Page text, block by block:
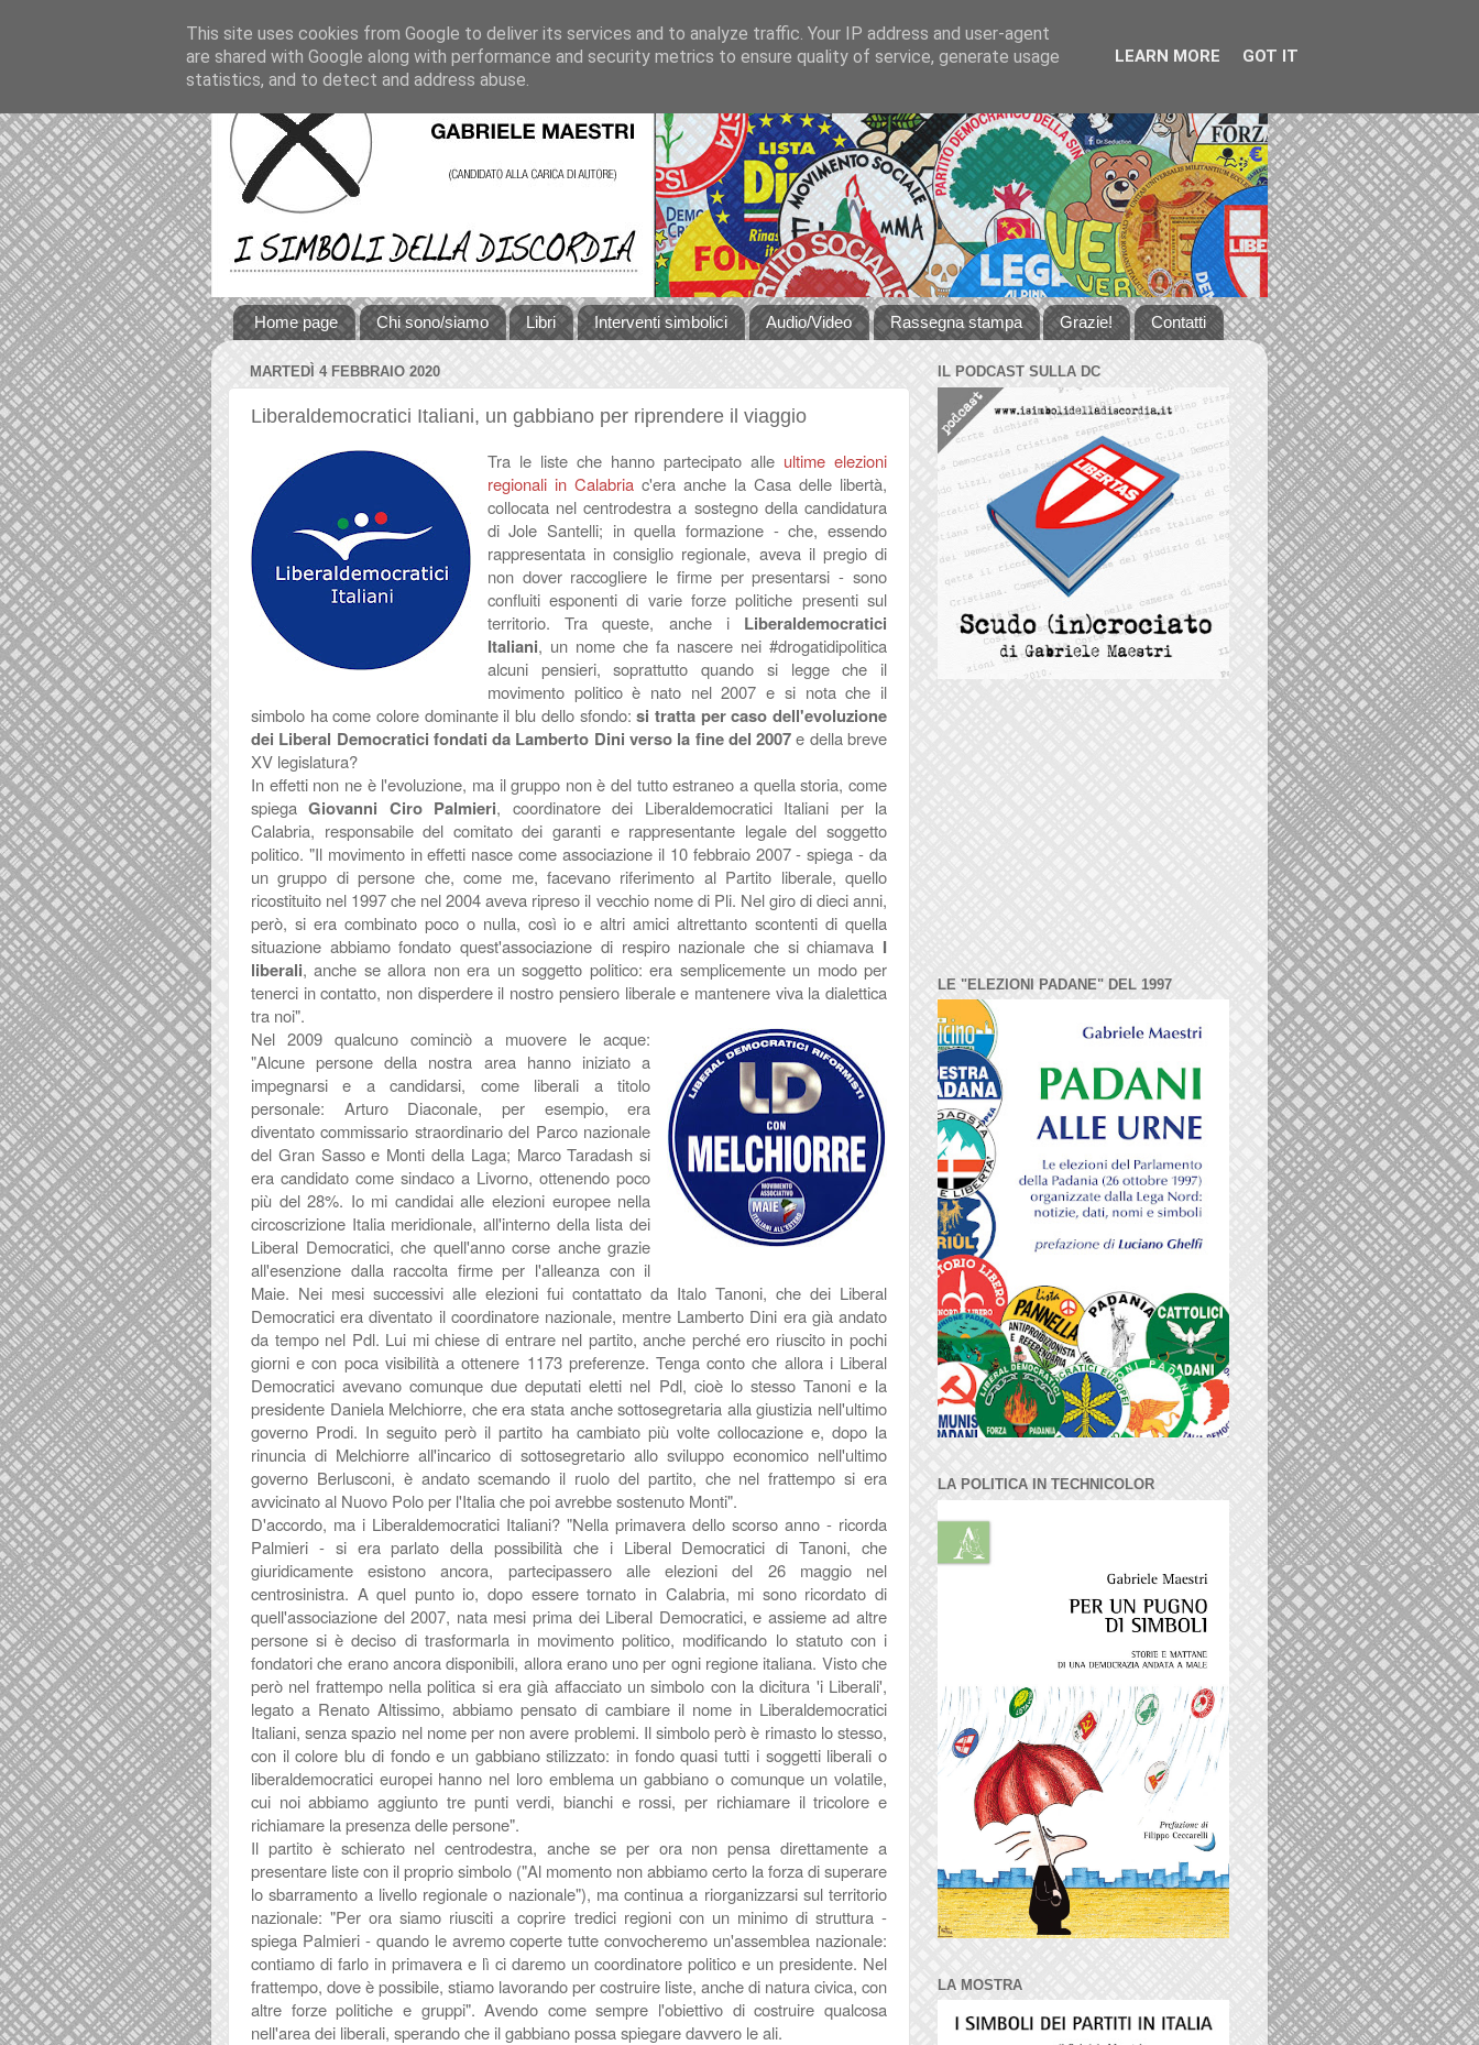
Home page Chi sono/siamo Libri Interventi simbolici Audio/Video Rassegna stampa Grazie! Contatti
MARTEDÌ 4 FEBBRAIO 2020
Liberaldemocratici Italiani, un gabbiano per riprendere il viaggio
Tra le liste che hanno partecipato alle ultime elezioni
regionali in Calabriac'era anche la Casa delle libertà,
collocata nel centrodestra a sostegno della candidatura
di Jole Santelli; in quella formazione - che, essendo
rappresentata in consiglio regionale, aveva il pregio di
non dover raccogliere le firme per presentarsi - sono
confluiti esponenti di varie forze politiche presenti sul
territorio. Tra queste, anche i Liberaldemocratici
Italiani, un nome che fa nascere nei #drogatidipolitica
alcuni pensieri, soprattutto quando si legge che il
movimento politico è nato nel 2007 e si nota che il
simbolo ha come colore dominante il blu dello sfondo:si tratta per caso dell'evoluzione
dei Liberal Democratici fondati da Lamberto Dini verso la fine del 2007e della breve
XV legislatura?
In effetti non ne è l'evoluzione, ma il gruppo non è del tutto estraneo a quella storia, come
spiegaGiovanni Ciro Palmieri, coordinatore dei Liberaldemocratici Italiani per la
Calabria, responsabile del comitato dei garanti e rappresentante legale del soggetto
politico. "Il movimento in effetti nasce come associazione il 10 febbraio 2007 - spiega - da
un gruppo di persone che, come me, facevano riferimento al Partito liberale, quello
ricostituito nel 1997 che nel 2004 aveva ripreso il vecchio nome di Pli. Nel giro di dieci anni,
però, si era combinato poco o nulla, così io e altri amici altrettanto scontenti di quella
situazione abbiamo fondato quest'associazione di respiro nazionale che si chiamava I
liberali, anche se allora non era un soggetto politico: era semplicemente un modo per
tenerci in contatto, non disperdere il nostro pensiero liberale e mantenere viva la dialettica
tra noi".
Nel 2009 qualcuno cominciò a muovere le acque:
"Alcune persone della nostra area hanno iniziato a
impegnarsi e a candidarsi, come liberali a titolo
personale: Arturo Diaconale, per esempio, era
diventato commissario straordinario del Parco nazionale
del Gran Sasso e Monti della Laga; Marco Taradash si
era candidato come sindaco a Livorno, ottenendo poco
più del 28%. Io mi candidai alle elezioni europee nella
circoscrizione Italia meridionale, all'interno della lista dei
Liberal Democratici, che quell'anno corse anche grazie
all'esenzione dalla raccolta firme per l'alleanza con il
Maie. Nei mesi successivi alle elezioni fui contattato da Italo Tanoni, che dei Liberal
Democratici era diventato il coordinatore nazionale, mentre Lamberto Dini era già andato
da tempo nel Pdl. Lui mi chiese di entrare nel partito, anche perché ero riuscito in pochi
giorni e con poca visibilità a ottenere 1173 preferenze. Tenga conto che allora i Liberal
Democratici avevano comunque due deputati eletti nel Pdl, cioè lo stesso Tanoni e la
presidente Daniela Melchiorre, che era stata anche sottosegretaria alla giustizia nell'ultimo
governo Prodi. In seguito però il partito ha cambiato più volte collocazione e, dopo la
rinuncia di Melchiorre all'incarico di sottosegretario allo sviluppo economico nell'ultimo
governo Berlusconi, è andato scemando il ruolo del partito, che nel frattempo si era
avvicinato al Nuovo Polo per l'Italia che poi avrebbe sostenuto Monti".
D'accordo, ma i Liberaldemocratici Italiani? "Nella primavera dello scorso anno - ricorda
Palmieri - si era parlato della possibilità che i Liberal Democratici di Tanoni, che
giuridicamente esistono ancora, partecipassero alle elezioni del 26 maggio nel
centrosinistra. A quel punto io, dopo essere tornato in Calabria, mi sono ricordato di
quell'associazione del 2007, nata mesi prima dei Liberal Democratici, e assieme ad altre
persone si è deciso di trasformarla in movimento politico, modificando lo statuto con i
fondatori che erano ancora disponibili, allora erano uno per ogni regione italiana. Visto che
però nel frattempo nella politica si era già affacciato un simbolo con la dicitura 'i Liberali',
legato a Renato Altissimo, abbiamo pensato di cambiare il nome in Liberaldemocratici
Italiani, senza spazio nel nome per non avere problemi. Il simbolo però è rimasto lo stesso,
con il colore blu di fondo e un gabbiano stilizzato: in fondo quasi tutti i soggetti liberali o
liberaldemocratici europei hanno nel loro emblema un gabbiano o comunque un volatile,
cui noi abbiamo aggiunto tre punti verdi, bianchi e rossi, per richiamare il tricolore e
richiamare la presenza delle persone".
Il partito è schierato nel centrodestra, anche se per ora non pensa direttamente a
presentare liste con il proprio simbolo ("Al momento non abbiamo certo la forza di superare
lo sbarramento a livello regionale o nazionale"), ma continua a riorganizzarsi sul territorio
nazionale: "Per ora siamo riusciti a coprire tredici regioni con un minimo di struttura -
spiega Palmieri - quando le avremo coperte tutte convocheremo un'assemblea nazionale:
contiamo di farlo in primavera e lì ci daremo un coordinatore politico e un presidente. Nel
frattempo, dove è possibile, stiamo lavorando per costruire liste, anche di natura civica, con
altre forze politiche e gruppi". Avendo come sempre l'obiettivo di costruire qualcosa
nell'area dei liberali, sperando che il gabbiano possa spiegare davvero le ali.
IL PODCAST SULLA DC
LE "ELEZIONI PADANE" DEL 1997
LA POLITICA IN TECHNICOLOR
LA MOSTRA
This site uses cookies from Google to deliver its services and to analyze traffic. Your IP address and user-agent
are shared with Google along with performance and security metrics to ensure quality of service, generate usage
statistics, and to detect and address abuse.
LEARN MORE GOT IT